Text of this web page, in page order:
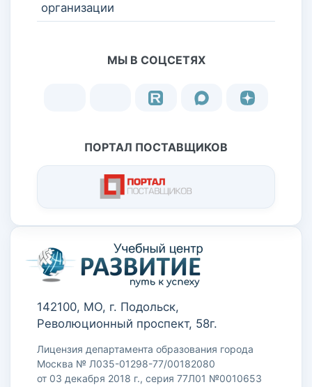
142100, МО, г. Подольск,
Революционный проспект, 58г.
Лицензия департамента образования города
Москва № Л035-01298-77/00182080
от 03 декабря 2018 г., серия 77Л01 №0010653
организации
МЫ В СОЦСЕТЯХ
ПОРТАЛ ПОСТАВЩИКОВ